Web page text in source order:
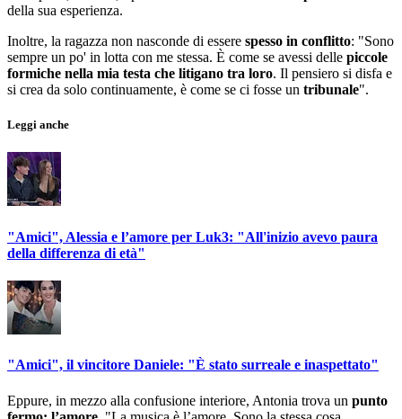
della sua esperienza.
Inoltre, la ragazza non nasconde di essere spesso in conflitto: "Sono
sempre un po' in lotta con me stessa. È come se avessi delle piccole
formiche nella mia testa che litigano tra loro. Il pensiero si disfa e
si crea da solo continuamente, è come se ci fosse un tribunale".
Leggi anche
"Amici", Alessia e l’amore per Luk3: "All'inizio avevo paura
della differenza di età"
"Amici", il vincitore Daniele: "È stato surreale e inaspettato"
Eppure, in mezzo alla confusione interiore, Antonia trova un punto